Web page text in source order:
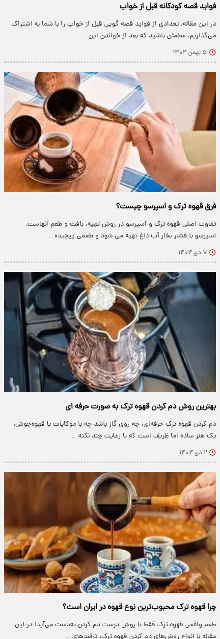
فواید قصه کودکانه قبل از خواب
در این مقاله، تعدادی از فواید قصه گویی قبل از خواب را با شما به اشتراک
می‌گذاریم. مطمئن باشید که بعد از خواندن این…
۵ بهمن ۱۴۰۴
فرق قهوه ترک و اسپرسو چیست؟
تفاوت اصلی قهوه ترک و اسپرسو در روش تهیه، بافت و طعم آنهاست.
اسپرسو با فشار بخار آب داغ تهیه می شود و طعمی پیچیده…
۷ دی ۱۴۰۴
بهترین روش دم کردن قهوه ترک به صورت حرفه ای
دم کردن قهوه ترک حرفه‌ای، چه روی گاز باشد چه با موکاپات یا قهوه‌جوش،
یک هنر ساده اما ظریف است که با رعایت چند نکته…
۲ دی ۱۴۰۴
چرا قهوه ترک محبوب‌ترین نوع قهوه در ایران است؟
طعم واقعی قهوه ترک فقط با روش درست دم کردن به‌دست می‌آید! در این
مقاله با انواع روش‌های دم کردن قهوه ترک، ترفندهای…